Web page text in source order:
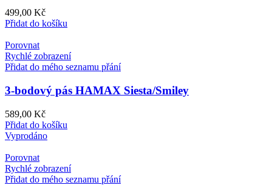
499,00 Kč
Přidat do košíku
Porovnat
Rychlé zobrazení
Přidat do mého seznamu přání
3-bodový pás HAMAX Siesta/Smiley
589,00 Kč
Přidat do košíku
Vyprodáno
Porovnat
Rychlé zobrazení
Přidat do mého seznamu přání